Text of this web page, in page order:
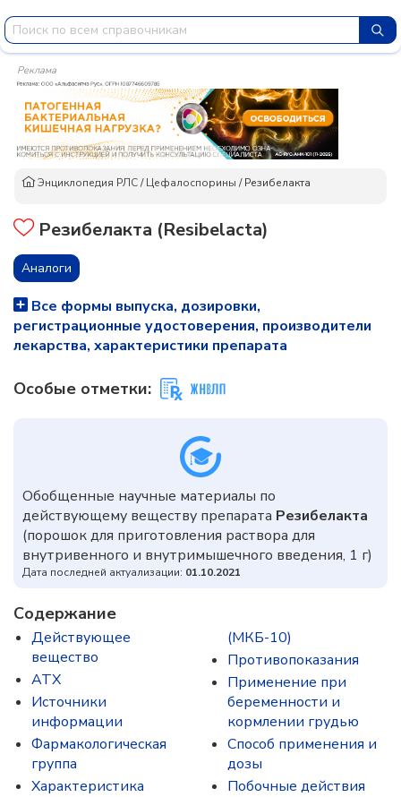
Реклама
Энциклопедия РЛС/Цефалоспорины /Резибелакта
Резибелакта (Resibelacta)
Аналоги
Все формы выпуска, дозировки,
регистрационные удостоверения, производители
лекарства, характеристики препарата
Особые отметки:
Обобщенные научные материалы по
действующему веществу препарата Резибелакта
(порошок для приготовления раствора для
внутривенного и внутримышечного введения, 1 г)
Дата последней актуализации: 01.10.2021
Содержание
Действующее
вещество
ATX
Источники
информации
Фармакологическая
группа
Характеристика
(МКБ-10)
Противопоказания
Применение при
беременности и
кормлении грудью
Способ применения и
дозы
Побочные действия